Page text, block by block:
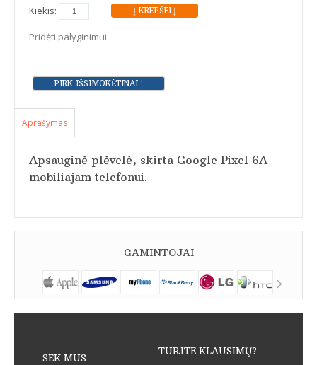
Kiekis:
Pridėti palyginimui
Aprašymas
Apsauginė plėvelė, skirta Google Pixel 6A
mobiliajam telefonui.
GAMINTOJAI
SEK MUS
TURITE KLAUSIMŲ?